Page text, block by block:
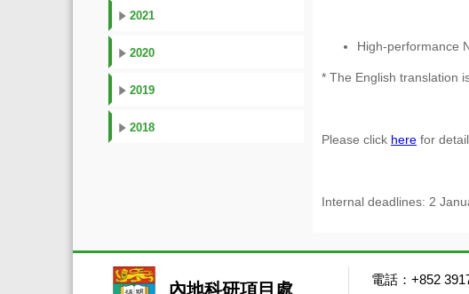
2021
2020
2019
2018
High-performance
* The English translation
Please click here for
Internal deadlines: 2
內地科研項目處
電話：+852